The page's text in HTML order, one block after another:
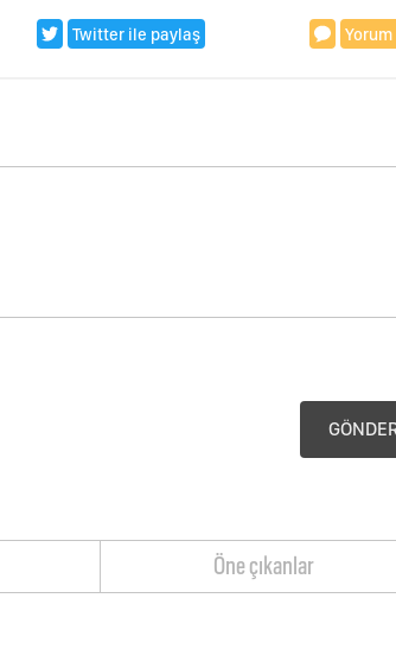
Twitter ile paylaş Yorum
Öne çıkanlar